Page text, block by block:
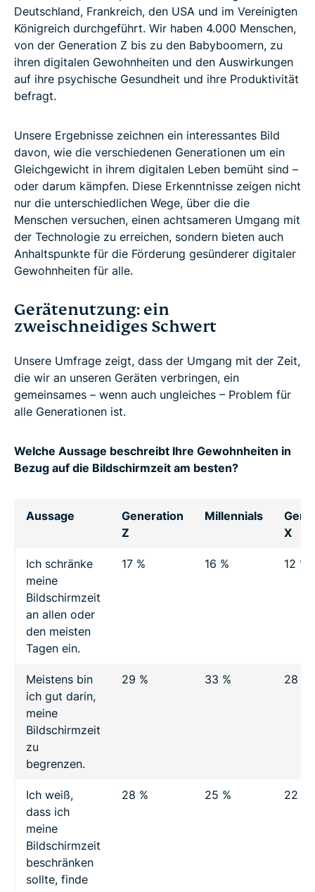
Deutschland, Frankreich, den USA und im Vereinigten
Königreich durchgeführt. Wir haben 4.000 Menschen,
von der Generation Z bis zu den Babyboomern, zu
ihren digitalen Gewohnheiten und den Auswirkungen
auf ihre psychische Gesundheit und ihre Produktivität
befragt.
Unsere Ergebnisse zeichnen ein interessantes Bild
davon, wie die verschiedenen Generationen um ein
Gleichgewicht in ihrem digitalen Leben bemüht sind –
oder darum kämpfen. Diese Erkenntnisse zeigen nicht
nur die unterschiedlichen Wege, über die die
Menschen versuchen, einen achtsameren Umgang mit
der Technologie zu erreichen, sondern bieten auch
Anhaltspunkte für die Förderung gesünderer digitaler
Gewohnheiten für alle.
Gerätenutzung: ein
zweischneidiges Schwert
Unsere Umfrage zeigt, dass der Umgang mit der Zeit,
die wir an unseren Geräten verbringen, ein
gemeinsames – wenn auch ungleiches – Problem für
alle Generationen ist.
Welche Aussage beschreibt Ihre Gewohnheiten in
Bezug auf die Bildschirmzeit am besten?
Aussage
Generation
Z
Millennials
X
Ich schränke
meine
Bildschirmzeit
an allen oder
den meisten
Tagen ein.
17 % 16 % 12 %
Meistens bin
ich gut darin,
meine
Bildschirmzeit
zu
begrenzen.
29 % 33 % 28 %
Ich weiß,
dass ich
meine
Bildschirmzeit
beschränken
sollte, finde
28 % 25 % 22 %